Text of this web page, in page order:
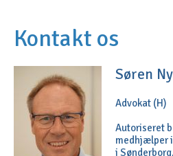
Kontakt os
Søren
Advokat (H)
Autoriseret
medhjælper
i Sønderborg.